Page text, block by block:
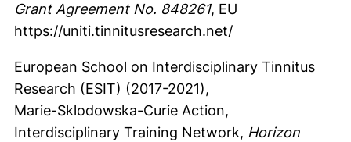
Grant Agreement No. 848261, EU
https://uniti.tinnitusresearch.net/(externer Link,
European School on Interdisciplinary Tinnitus
Research (ESIT) (2017-2021),
Marie-Sklodowska-Curie Action,
Interdisciplinary Training Network, Horizon